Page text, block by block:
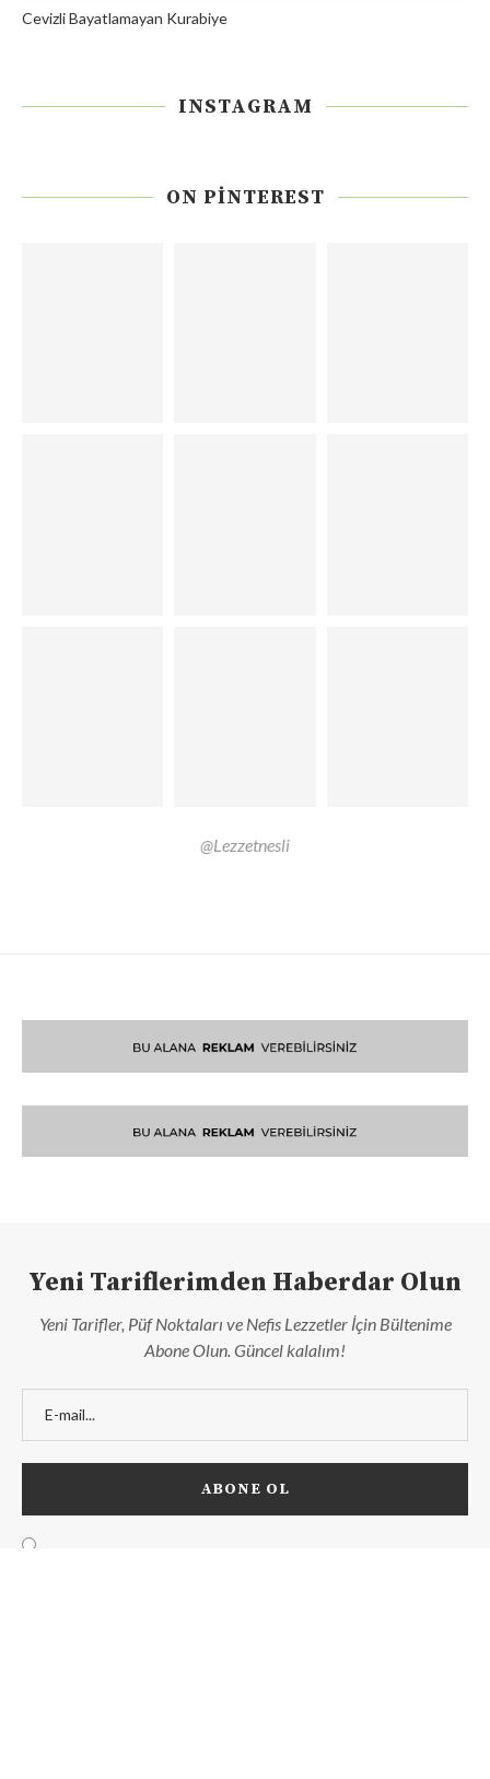
Cevizli Bayatlamayan Kurabiye
INSTAGRAM
ON PINTEREST
@Lezzetnesli
Yeni Tariflerimden Haberdar Olun
Yeni Tarifler, Püf Noktaları ve Nefis Lezzetler İçin Bültenime
Abone Olun. Güncel kalalım!